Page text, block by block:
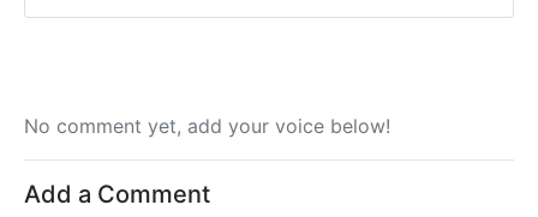
No comment yet, add your voice below!
Add a Comment